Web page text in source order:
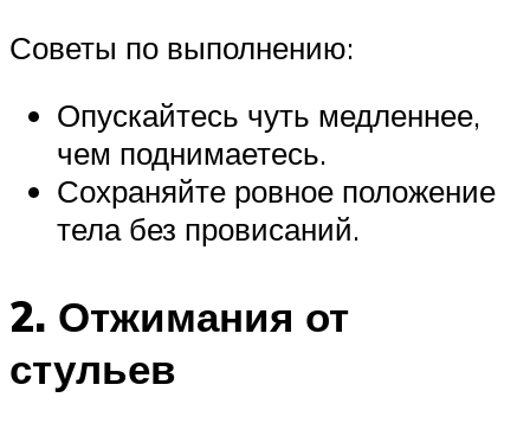
Советы по выполнению:
Опускайтесь чуть медленнее,
чем поднимаетесь.
Сохраняйте ровное положение
тела без провисаний.
2. Отжимания от
стульев